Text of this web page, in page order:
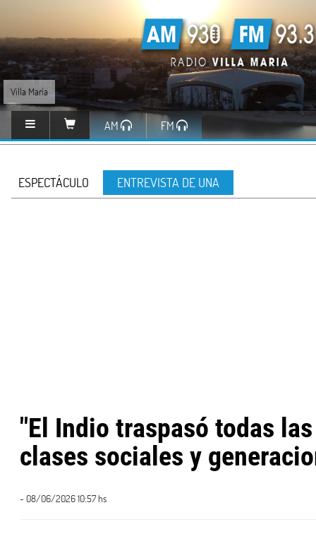
Villa María
AM FM
ESPECTÁCULO ENTREVISTA DE UNA
"El Indio traspasó todas
clases sociales y
- 08/06/2026 10:57 hs